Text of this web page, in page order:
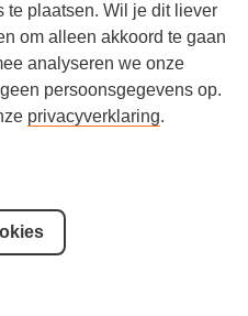
te plaatsen. Wil je dit liever
om alleen akkoord te gaan
analyseren we onze
persoonsgegevens op.
privacyverklaring.
Privacy